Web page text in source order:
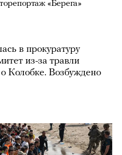
«Берега»
в прокуратуру
из-за травли
Колобке. Возбуждено